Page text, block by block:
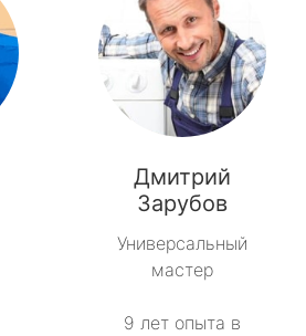
Дмитрий
Зарубов
Универсальный
мастер
9 лет опыта в